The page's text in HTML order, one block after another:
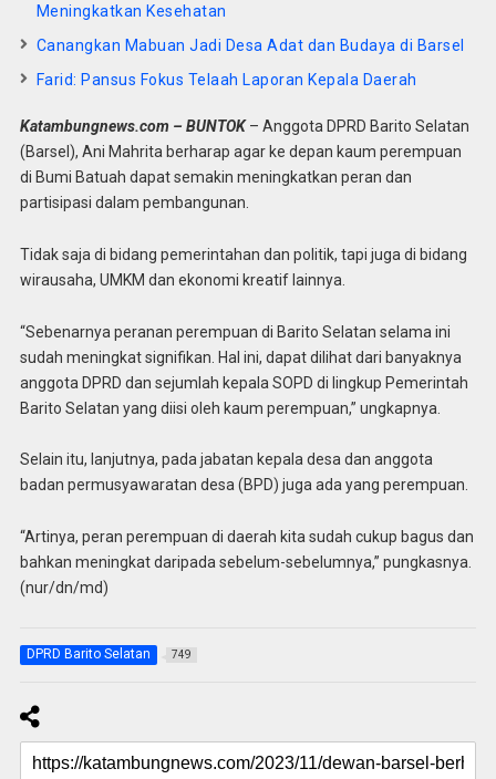
Meningkatkan Kesehatan
Canangkan Mabuan Jadi Desa Adat dan Budaya di Barsel
Farid: Pansus Fokus Telaah Laporan Kepala Daerah
Katambungnews.com – BUNTOK– Anggota DPRD Barito Selatan
(Barsel), Ani Mahrita berharap agar ke depan kaum perempuan
di Bumi Batuah dapat semakin meningkatkan peran dan
partisipasi dalam pembangunan.
Tidak saja di bidang pemerintahan dan politik, tapi juga di bidang
wirausaha, UMKM dan ekonomi kreatif lainnya.
“Sebenarnya peranan perempuan di Barito Selatan selama ini
sudah meningkat signifikan. Hal ini, dapat dilihat dari banyaknya
anggota DPRD dan sejumlah kepala SOPD di lingkup Pemerintah
Barito Selatan yang diisi oleh kaum perempuan,” ungkapnya.
Selain itu, lanjutnya, pada jabatan kepala desa dan anggota
badan permusyawaratan desa (BPD) juga ada yang perempuan.
“Artinya, peran perempuan di daerah kita sudah cukup bagus dan
bahkan meningkat daripada sebelum-sebelumnya,” pungkasnya.
(nur/dn/md)
DPRD Barito Selatan 749